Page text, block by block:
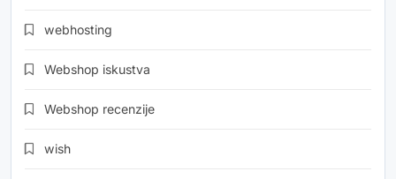
webhosting
Webshop iskustva
Webshop recenzije
wish